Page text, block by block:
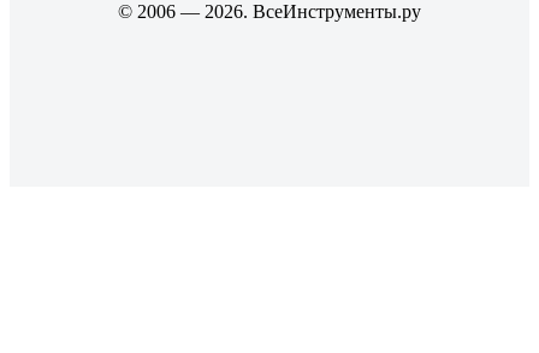
© 2006 — 2026. ВсеИнструменты.ру